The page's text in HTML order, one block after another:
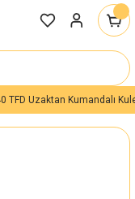
TFD Uzaktan Kumandalı